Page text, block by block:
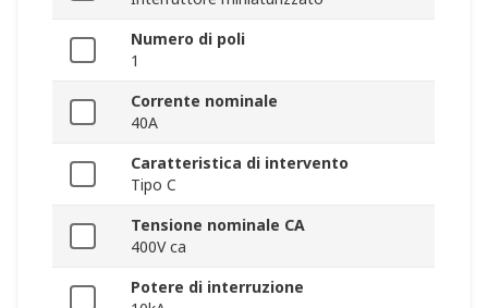
Numero di poli
1
Corrente nominale
40A
Caratteristica di intervento
Tipo C
Tensione nominale CA
400V ca
Potere di interruzione